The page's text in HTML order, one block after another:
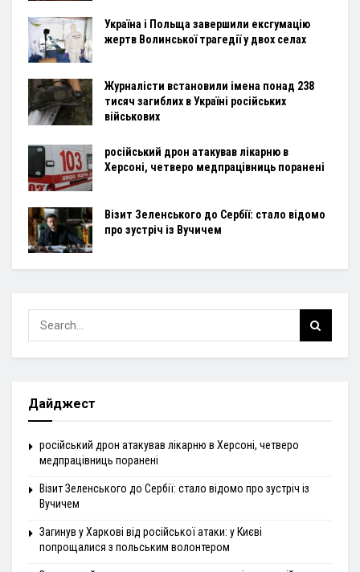
Україна і Польща завершили ексгумацію
жертв Волинської трагедії у двох селах
Журналісти встановили імена понад 238
тисяч загиблих в Україні російських
військових
російський дрон атакував лікарню в
Херсоні, четверо медпрацівниць поранені
Візит Зеленського до Сербії: стало відомо
про зустріч із Вучичем
Дайджест
російський дрон атакував лікарню в Херсоні, четверо
медпрацівниць поранені
Візит Зеленського до Сербії: стало відомо про зустріч із
Вучичем
Загинув у Харкові від російської атаки: у Києві
попрощалися з польським волонтером